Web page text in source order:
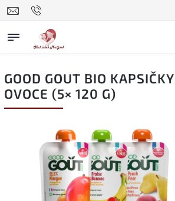
GOOD GOUT BIO
OVOCE (5× 120 G)